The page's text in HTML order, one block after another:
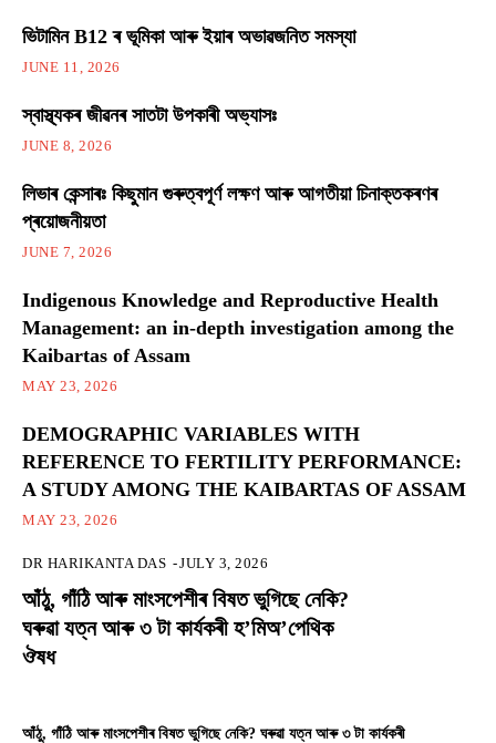
ভিটামিন B12 ৰ ভূমিকা আৰু ইয়াৰ অভাৱজনিত সমস্যা
JUNE 11, 2026
স্বাস্থ্যকৰ জীৱনৰ সাতটা উপকাৰী অভ্যাসঃ
JUNE 8, 2026
লিভাৰ কেন্সাৰঃ কিছুমান গুৰুত্বপূৰ্ণ লক্ষণ আৰু আগতীয়া চিনাক্তকৰণৰ
প্ৰয়োজনীয়তা
JUNE 7, 2026
Indigenous Knowledge and Reproductive Health
Management: an in-depth investigation among the
Kaibartas of Assam
MAY 23, 2026
DEMOGRAPHIC VARIABLES WITH
REFERENCE TO FERTILITY PERFORMANCE:
A STUDY AMONG THE KAIBARTAS OF ASSAM
MAY 23, 2026
DR HARIKANTA DAS -JULY 3, 2026
আঁঠু, গাঁঠি আৰু মাংসপেশীৰ বিষত ভুগিছে নেকি?
ঘৰুৱা যত্ন আৰু ৩ টা কাৰ্যকৰী হ’মিঅ’পেথিক
ঔষধ
আঁঠু, গাঁঠি আৰু মাংসপেশীৰ বিষত ভুগিছে নেকি? ঘৰুৱা যত্ন আৰু ৩ টা কাৰ্যকৰী